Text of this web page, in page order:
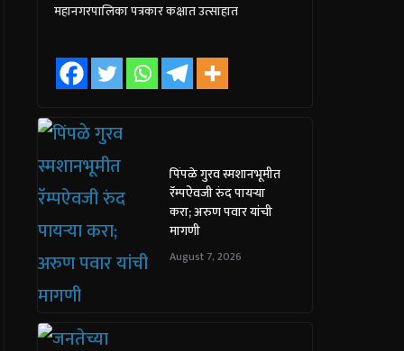
महानगरपालिका पत्रकार कक्षात उत्साहात
पिंपळे गुरव स्मशानभूमीत
रॅम्पऐवजी रुंद पायऱ्या
करा; अरुण पवार यांची
मागणी
August 7, 2026